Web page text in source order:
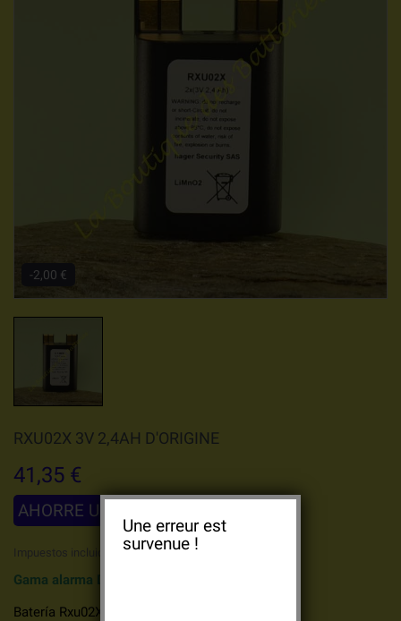
-2,00 €
RXU02X 3V 2,4AH D'ORIGINE
41,35 €
AHORRE UN 2,00 €
Impuestos incluidos
Gama alarma DAITEM e-Nova
Batería Rxu02X para alarma Daitem
Une erreur est
survenue !